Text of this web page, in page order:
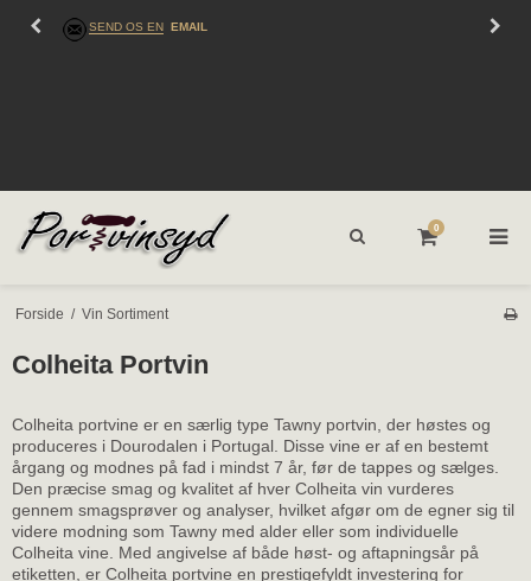
SEND OS EN EMAIL
0
Forside / Vin Sortiment
Colheita Portvin
Colheita portvine er en særlig type Tawny portvin, der høstes og
produceres i Dourodalen i Portugal. Disse vine er af en bestemt
årgang og modnes på fad i mindst 7 år, før de tappes og sælges.
Den præcise smag og kvalitet af hver Colheita vin vurderes
gennem smagsprøver og analyser, hvilket afgør om de egner sig til
videre modning som Tawny med alder eller som individuelle
Colheita vine. Med angivelse af både høst- og aftapningsår på
etiketten, er Colheita portvine en prestigefyldt investering for